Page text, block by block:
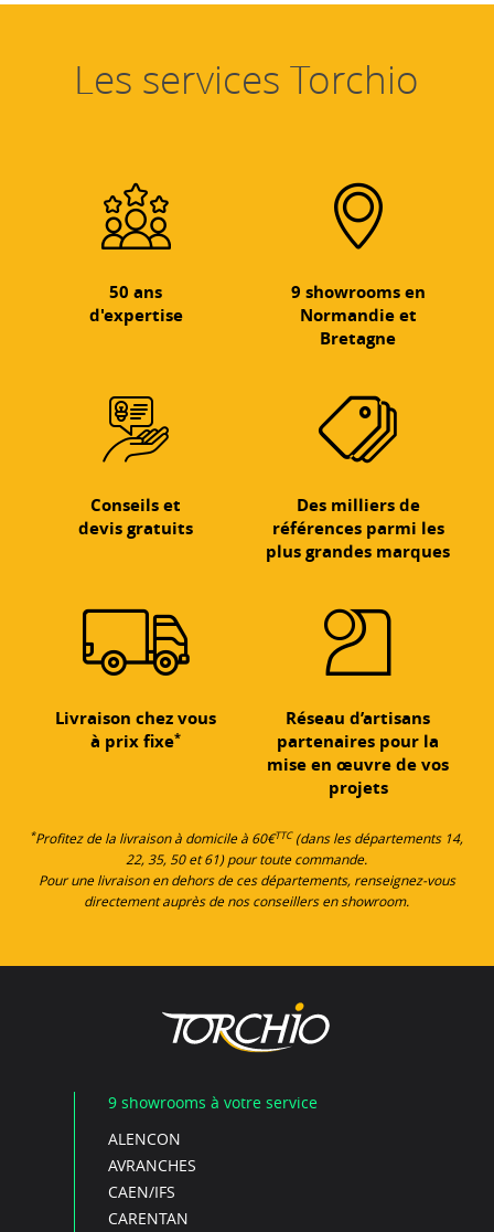
Les services Torchio
50 ans
d'expertise
9 showrooms en
Normandie et
Bretagne
Conseils et
devis gratuits
Des milliers de
références parmi les
plus grandes marques
Livraison chez vous
à prix fixe*
Réseau d’artisans
partenaires pour la
mise en œuvre de vos
projets
*Profitez de la livraison à domicile à 60€TTC(dans les départements 14,
22, 35, 50 et 61) pour toute commande.
Pour une livraison en dehors de ces départements, renseignez-vous
directement auprès de nos conseillers en showroom.
9 showrooms à votre service
ALENCON
AVRANCHES
CAEN/IFS
CARENTAN